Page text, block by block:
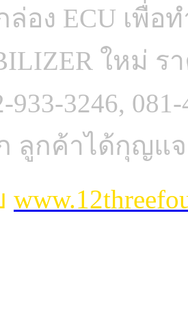
ล่อง ECU เพื่
ใหม่
933-3246,
ลูกค้าได้กุญแจ